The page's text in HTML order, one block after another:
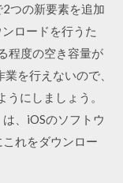
つの新要素を追加
ロードを行うた
程度の空き容量が
を行えないので、
にしましょう。
、iOSのソフトウ
れをダウンロー